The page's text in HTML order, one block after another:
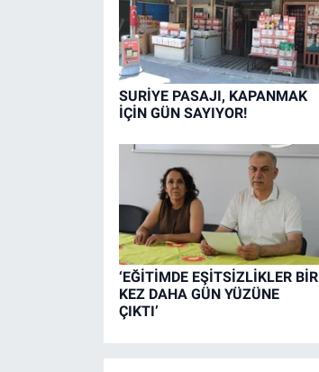
SURİYE PASAJI, KAPANMAK
İÇİN GÜN SAYIYOR!
‘EĞİTİMDE EŞİTSİZLİKLER BİR
KEZ DAHA GÜN YÜZÜNE
ÇIKTI’